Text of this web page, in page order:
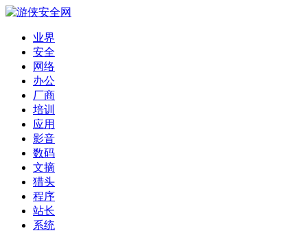
业界
安全
网络
办公
厂商
培训
应用
影音
数码
文摘
猎头
程序
站长
系统